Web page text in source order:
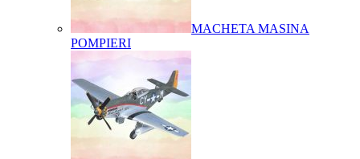
MACHETA MASINA
POMPIERI